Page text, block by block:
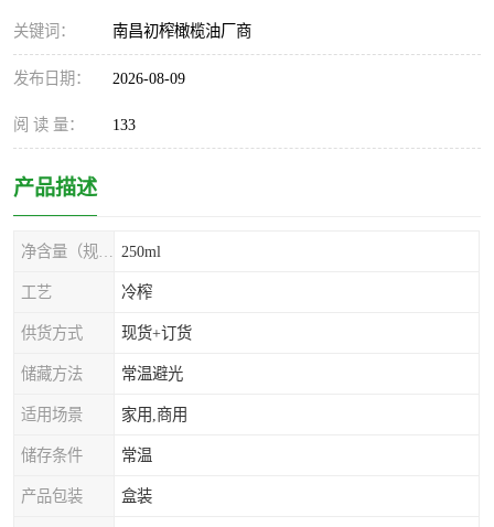
关键词： 南昌初榨橄榄油厂商
发布日期： 2026-08-09
阅 读 量： 133
产品描述
250ml
工艺 冷榨
供货方式 现货+订货
储藏方法 常温避光
适用场景 家用,商用
储存条件 常温
产品包装 盒装